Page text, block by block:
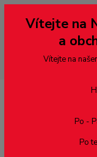
--- pro zákazníky ze
přepněte si e-shop na
dobírky – pokud si z
domluvě zaslána
případě bude
Vítejte na
a
Vítejte na
Po -
Po